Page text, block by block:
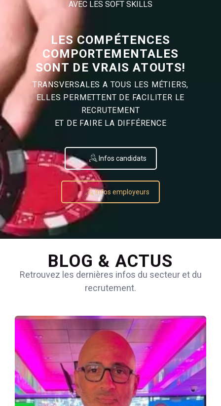
AVEC LES SOFT SKILLS
LES COMPÉTENCES
COMPORTEMENTALES
SONT DE VRAIS ATOUTS!
TRANSVERSALES A TOUS LES MÉTIERS,
ELLES PERMETTENT DE FACILITER LE
RECRUTEMENT
ET DE FAIRE LA DIFFÉRENCE
Infos candidats
Infos employeurs
BLOG & ACTUS
Retrouvez les dernières infos du secteur et du
recrutement.